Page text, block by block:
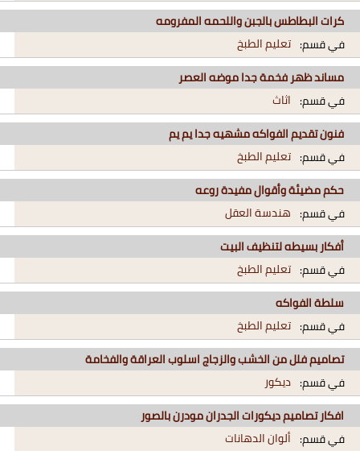
كرات البطاطس بالجبن واللحمه المفرومه
في قسم: تعليم الطبخ
مساند ظهر فخمة جدا موضه العصر
في قسم: اثاث
فنون تقديم الفواكه مشهيه جدا يم يم
في قسم: تعليم الطبخ
حكم مضيئة وأقوال مفيدة روعه
في قسم: هندسة العقل
أفكار بسيطه لتنظيف البيت
في قسم: تعليم الطبخ
سلطة الفواكه
في قسم: تعليم الطبخ
تصاميم فلل من الخشب والزجاج اسلوب العراقة والفخامة
في قسم: ديكور
افكار تصاميم ديكورات الجدران مودرن بالصور
في قسم: ألوان الدهانات